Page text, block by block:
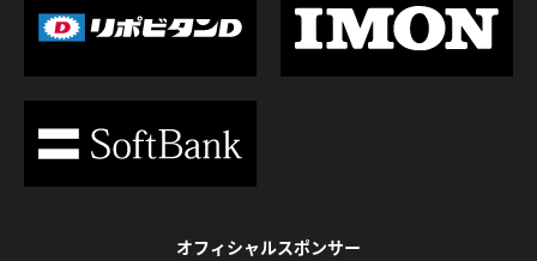
オフィシャルスポンサー